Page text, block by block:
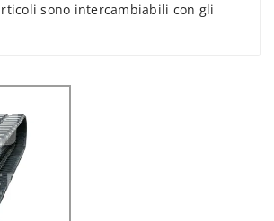
sono intercambiabili con gli